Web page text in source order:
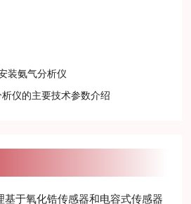
装氨气分析仪
仪的主要技术参数介绍
基于氧化锆传感器和电容式传感器